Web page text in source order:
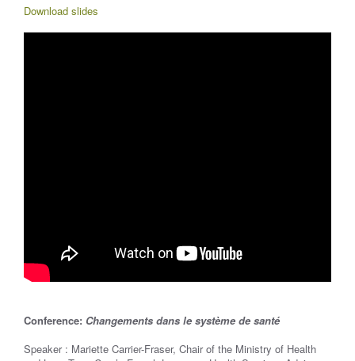
Download slides
Conference: Changements dans le système de santé
Speaker : Mariette Carrier-Fraser, Chair of the Ministry of Health